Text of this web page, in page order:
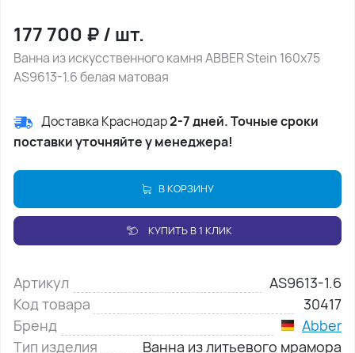
177 700 ₽/ шт.
Ванна из искусственного камня ABBER Stein 160х75
AS9613-1.6 белая матовая
Доставка Краснодар2-7 дней. Точные сроки
поставки уточняйте у менеджера!
В КОРЗИНУ
КУПИТЬ В 1 КЛИК
Артикул
AS9613-1.6
Код товара
30417
Бренд
Abber
Тип изделия
Ванна из литьевого мрамора